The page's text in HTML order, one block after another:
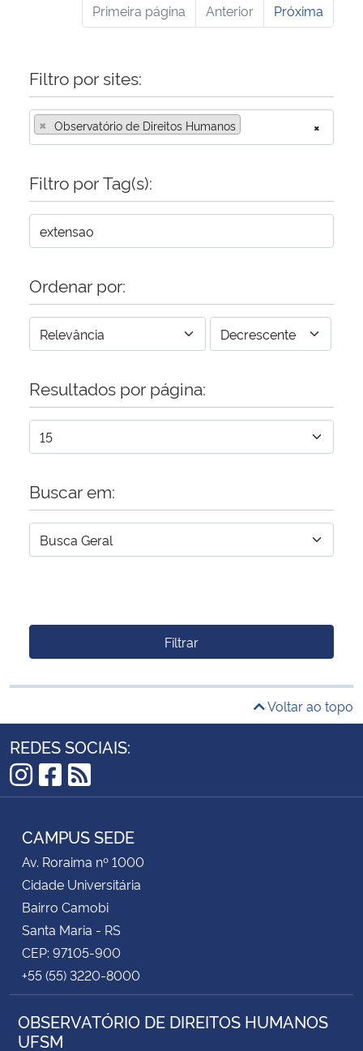
Primeira página Anterior Próxima
Filtro por sites:
×
× Observatório de Direitos Humanos
Filtro por Tag(s):
Ordenar por:
Resultados por página:
Buscar em:
Filtrar
Voltar ao topo
REDES SOCIAIS:
Instagram
Facebook
RSS
CAMPUS SEDE
Av. Roraima nº 1000
Cidade Universitária
Bairro Camobi
Santa Maria - RS
CEP: 97105-900
+55 (55) 3220-8000
OBSERVATÓRIO DE DIREITOS HUMANOS
UFSM